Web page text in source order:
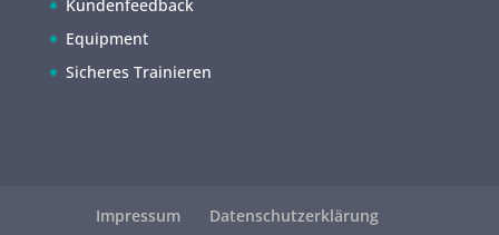
Kundenfeedback
Equipment
Sicheres Trainieren
Impressum
Datenschutzerklärung